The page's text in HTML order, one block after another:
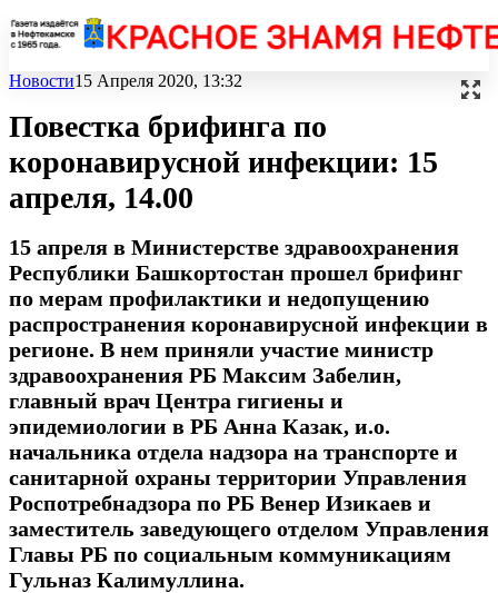
Новости15 Апреля 2020, 13:32
Повестка брифинга по
коронавирусной инфекции: 15
апреля, 14.00
15 апреля в Министерстве здравоохранения
Республики Башкортостан прошел брифинг
по мерам профилактики и недопущению
распространения коронавирусной инфекции в
регионе. В нем приняли участие министр
здравоохранения РБ Максим Забелин,
главный врач Центра гигиены и
эпидемиологии в РБ Анна Казак, и.о.
начальника отдела надзора на транспорте и
санитарной охраны территории Управления
Роспотребнадзора по РБ Венер Изикаев и
заместитель заведующего отделом Управления
Главы РБ по социальным коммуникациям
Гульназ Калимуллина.